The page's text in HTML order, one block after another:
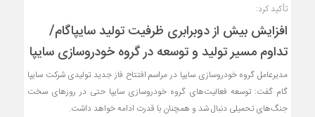
تأکید کرد:
افزایش بیش از دوبرابری ظرفیت تولید سایپاگام/
تداوم مسیر تولید و توسعه در گروه خودروسازی سایپا
مدیرعامل گروه خودروسازی سایپا در مراسم افتتاح فاز جدید تولیدی شرکت سایپا
گام گفت: توسعه فعالیت‌های گروه خودروسازی سایپا حتی در روزهای سخت
جنگ‌های تحمیلی دنبال شد و همچنان با قدرت ادامه خواهد داشت.